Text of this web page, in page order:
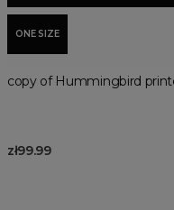
ONE SIZE
copy of Hummingbird
zł99.99